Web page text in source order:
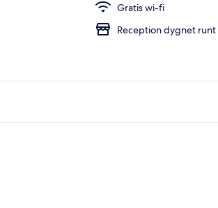
Gratis wi-fi
Reception dygnet runt